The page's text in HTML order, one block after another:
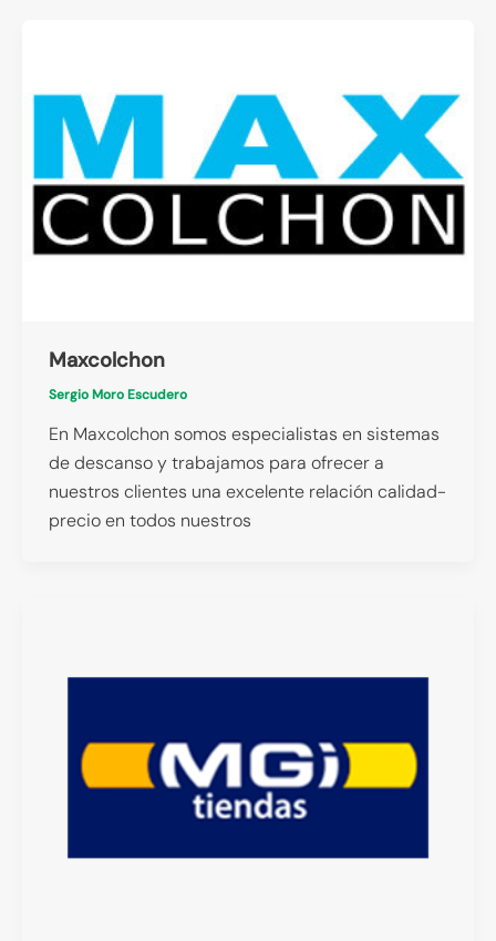
Maxcolchon
Sergio Moro Escudero
En Maxcolchon somos especialistas en sistemas
de descanso y trabajamos para ofrecer a
nuestros clientes una excelente relación calidad-
precio en todos nuestros